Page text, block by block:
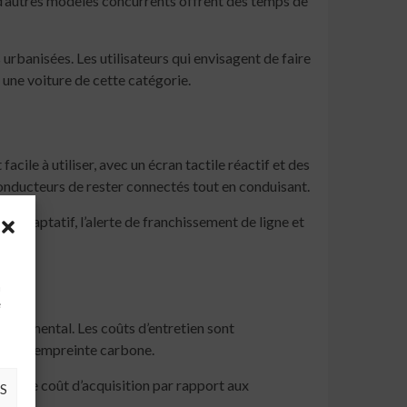
Les utilisateurs qui envisagent de faire
voiture de cette catégorie.
à utiliser, avec un écran tactile réactif et des
de rester connectés tout en conduisant.
adaptatif, l’alerte de franchissement de ligne et
Les coûts d’entretien sont
l’empreinte carbone.
le coût d’acquisition par rapport aux